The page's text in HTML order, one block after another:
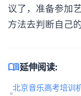
议了，准备参加
方法去判断自己
menu_book延伸阅读:
北京音乐高考培训